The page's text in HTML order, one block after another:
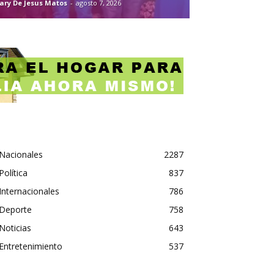
De Jesus Matos - agosto 7, 2026
2287
837
786
758
643
537